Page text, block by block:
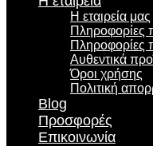
Η εταιρεία μας
Πληροφορίες
Πληροφορίες
Αυθεντικά
Όροι χρήσης
Πολιτική
Blog
Προσφορές
Επικοινωνία